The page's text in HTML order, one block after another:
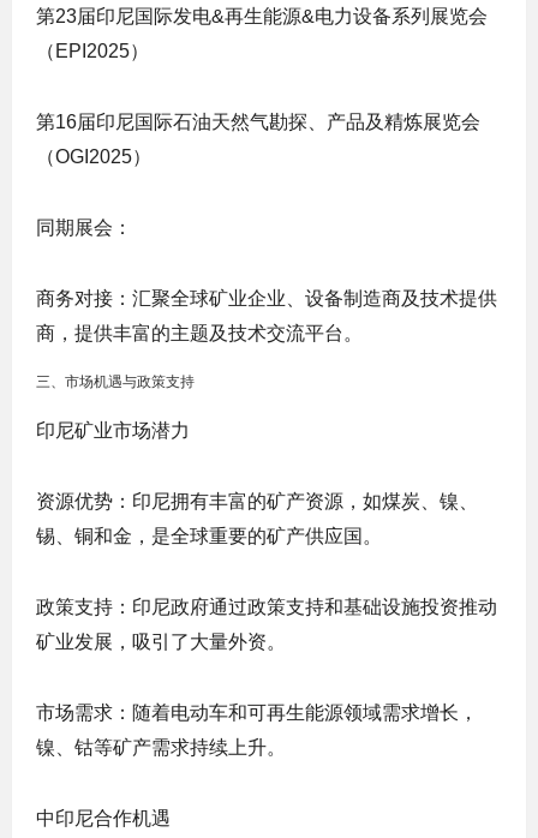
第23届印尼国际发电&再生能源&电力设备系列展览会
（EPI2025）
第16届印尼国际石油天然气勘探、产品及精炼展览会
（OGI2025）
同期展会 ：
商务对接 ：汇聚全球矿业企业、设备制造商及技术提供
商，提供丰富的主题及技术交流平台。
三、市场机遇与政策支持
印尼矿业市场潜力
资源优势 ：印尼拥有丰富的矿产资源，如煤炭、镍、
锡、铜和金，是全球重要的矿产供应国。
政策支持 ：印尼政府通过政策支持和基础设施投资推动
矿业发展，吸引了大量外资。
市场需求 ：随着电动车和可再生能源领域需求增长，
镍、钴等矿产需求持续上升。
中印尼合作机遇